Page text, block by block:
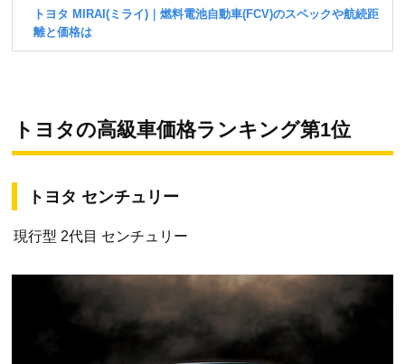
トヨタの高級車価格ランキング第1位
トヨタ センチュリー
現行型 2代目 センチュリー